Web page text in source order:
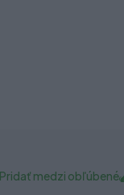
Pridať medzi obľúbené